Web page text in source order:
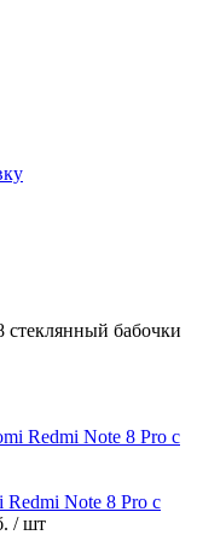
стеклянный бабочки
Redmi Note 8 Pro с
/ шт